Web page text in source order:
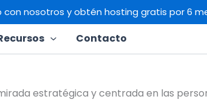
con nosotros y obtén hosting gratis por 6
Contacto
estratégica y centrada en las